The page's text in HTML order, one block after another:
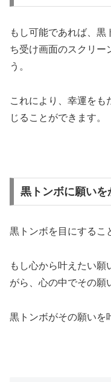
もし可能であれば、
ち受け画面のスクリー
う。
これにより、幸運をも
じることができます。
黒トンボに願いを
黒トンボを目にするこ
もし心から叶えたい願
がら、心の中でその願
黒トンボがその願いを